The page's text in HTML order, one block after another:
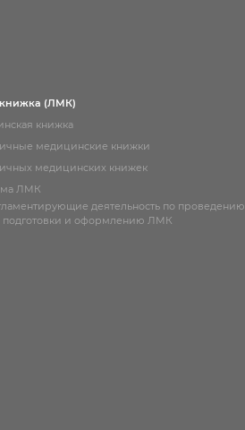
(ЛМК)
книжка
медицинские книжки
медицинских книжек
ЛМК
деятельность по проведению
подготовки и оформлению ЛМК